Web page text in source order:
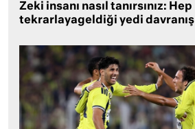
Zeki insanı nasıl tanırsınız: Hep
tekrarlayageldiği yedi davranış